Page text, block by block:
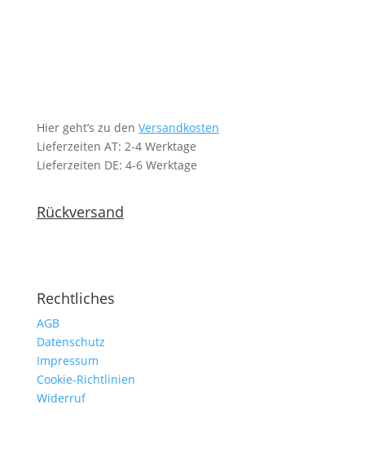
Hier geht’s zu den Versandkosten
Lieferzeiten AT: 2-4 Werktage
Lieferzeiten DE: 4-6 Werktage
Rückversand
Rechtliches
AGB
Datenschutz
Impressum
Cookie-Richtlinien
Widerruf